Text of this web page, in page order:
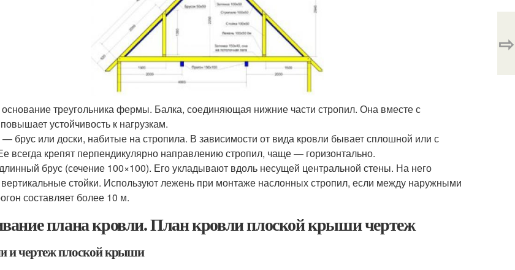
треугольника фермы. Балка, соединяющая нижние части стропил. Она вместе с
устойчивость к нагрузкам.
брус или доски, набитые на стропила. В зависимости от вида кровли бывает сплошной или с
всегда крепят перпендикулярно направлению стропил, чаще — горизонтально.
брус (сечение 100×100). Его укладывают вдоль несущей центральной стены. На него
стойки. Используют лежень при монтаже наслонных стропил, если между наружными
составляет более 10 м.
плана кровли. План кровли плоской крыши чертеж
и чертеж плоской крыши
⇨